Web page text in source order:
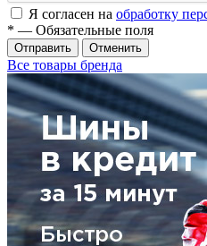
Я согласен на обработку
* — Обязательные поля
Отменить
Все товары бренда